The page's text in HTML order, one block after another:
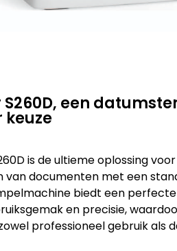
S260D, een
keuze
is de ultieme oplossing
van documenten met een
biedt een
en precisie,
professioneel gebruik als